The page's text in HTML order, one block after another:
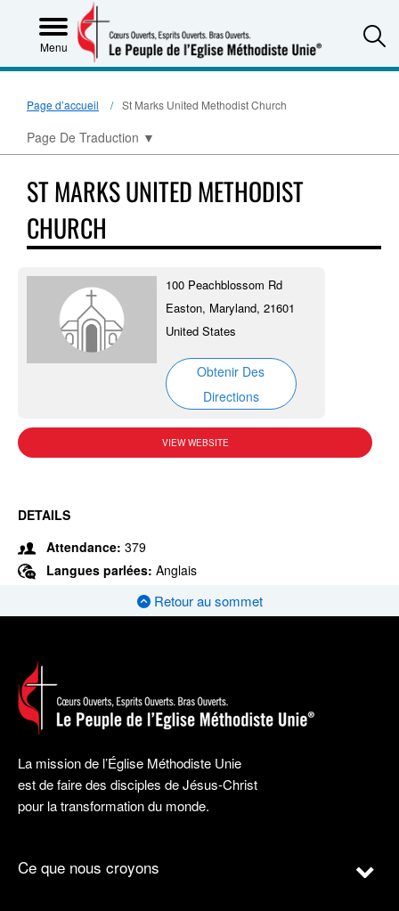
Menu
Page d’accueil St Marks United Methodist Church
Page De Traduction ▼
ST MARKS UNITED METHODIST
CHURCH
100 Peachblossom Rd
Easton, Maryland, 21601
United States
Obtenir Des
Directions
VIEW WEBSITE
DETAILS
Attendance: 379
Langues parlées: Anglais
Retour au sommet
La mission de l’Église Méthodiste Unie
est de faire des disciples de Jésus-Christ
pour la transformation du monde.
Ce que nous croyons